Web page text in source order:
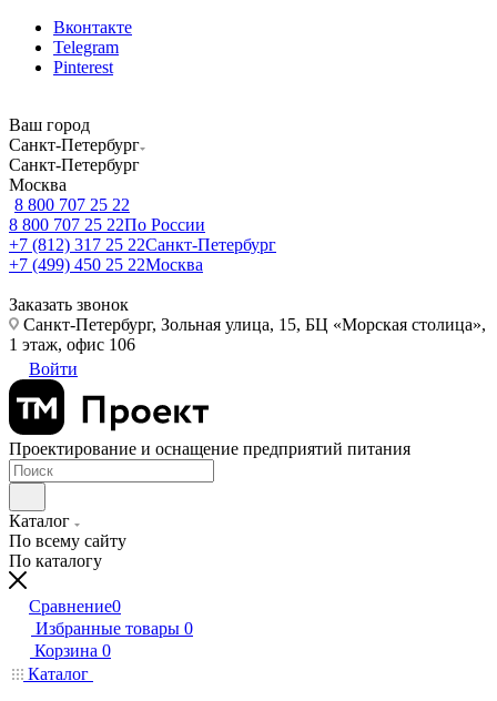
Вконтакте
Telegram
Pinterest
Ваш город
Санкт-Петербург
Санкт-Петербург
Москва
8 800 707 25 22
8 800 707 25 22По России
+7 (812) 317 25 22Санкт-Петербург
+7 (499) 450 25 22Москва
Заказать звонок
Санкт-Петербург, Зольная улица, 15, БЦ «Морская столица»,
1 этаж, офис 106
Войти
Проектирование и оснащение предприятий питания
Каталог
По всему сайту
По каталогу
Сравнение0
Избранные товары 0
Корзина 0
Каталог